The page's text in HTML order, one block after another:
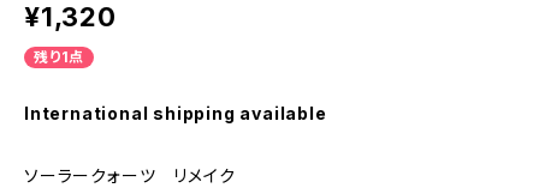
¥1,320
残り1点
International shipping available
ソーラークォーツ リメイク